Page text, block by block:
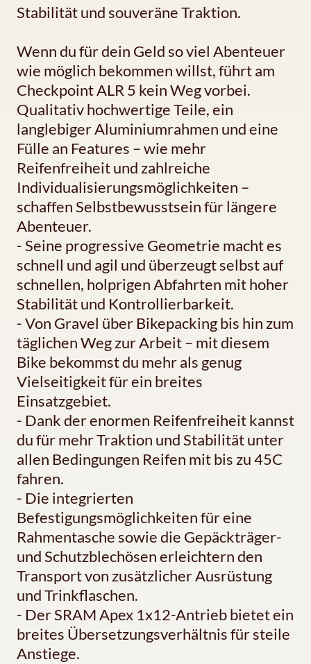
Stabilität und souveräne Traktion.
Wenn du für dein Geld so viel Abenteuer
wie möglich bekommen willst, führt am
Checkpoint ALR 5 kein Weg vorbei.
Qualitativ hochwertige Teile, ein
langlebiger Aluminiumrahmen und eine
Fülle an Features – wie mehr
Reifenfreiheit und zahlreiche
Individualisierungsmöglichkeiten –
schaffen Selbstbewusstsein für längere
Abenteuer.
- Seine progressive Geometrie macht es
schnell und agil und überzeugt selbst auf
schnellen, holprigen Abfahrten mit hoher
Stabilität und Kontrollierbarkeit.
- Von Gravel über Bikepacking bis hin zum
täglichen Weg zur Arbeit – mit diesem
Bike bekommst du mehr als genug
Vielseitigkeit für ein breites
Einsatzgebiet.
- Dank der enormen Reifenfreiheit kannst
du für mehr Traktion und Stabilität unter
allen Bedingungen Reifen mit bis zu 45C
fahren.
- Die integrierten
Befestigungsmöglichkeiten für eine
Rahmentasche sowie die Gepäckträger-
und Schutzblechösen erleichtern den
Transport von zusätzlicher Ausrüstung
und Trinkflaschen.
- Der SRAM Apex 1x12-Antrieb bietet ein
breites Übersetzungsverhältnis für steile
Anstiege.